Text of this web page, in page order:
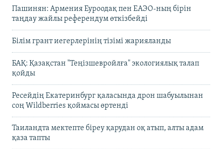
Пашинян: Армения Еуроодақ пен ЕАЭО-ның бірін
таңдау жайлы референдум өткізбейді
Білім грант иегерлерінің тізімі жарияланды
БАҚ: Қазақстан "Теңізшевройлға" экологиялық талап
қойды
Ресейдің Екатеринбург қаласында дрон шабуылынан
соң Wildberries қоймасы өртенді
Таиландта мектепте біреу қарудан оқ атып, алты адам
қаза тапты